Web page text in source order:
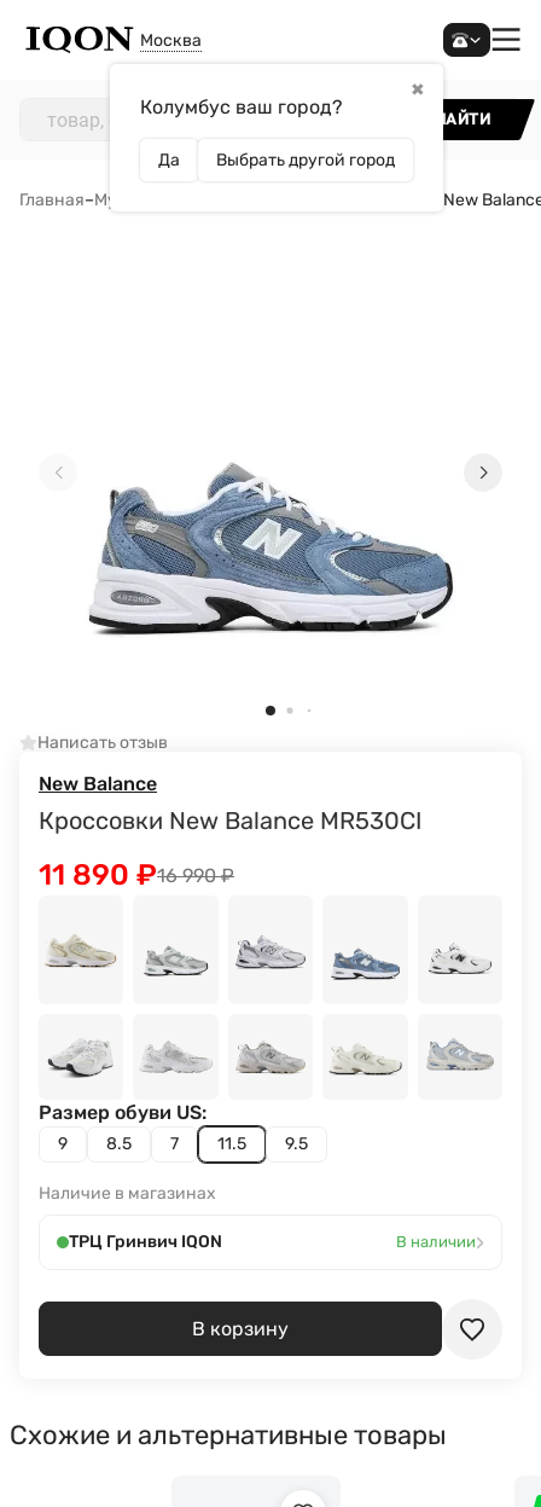
Москва
✖
Колумбус ваш город?
Да Выбрать другой город
НАЙТИ
Главная–Мужчинам Кроссовки New
Написать отзыв
New Balance
Кроссовки New Balance MR530CI
16 990₽
11 890 ₽
9 8.5 7 11.5 9.5
Размер обуви US:
Наличие в магазинах
ТРЦ Гринвич IQON В наличии›
В корзину
Схожие и альтернативные товары